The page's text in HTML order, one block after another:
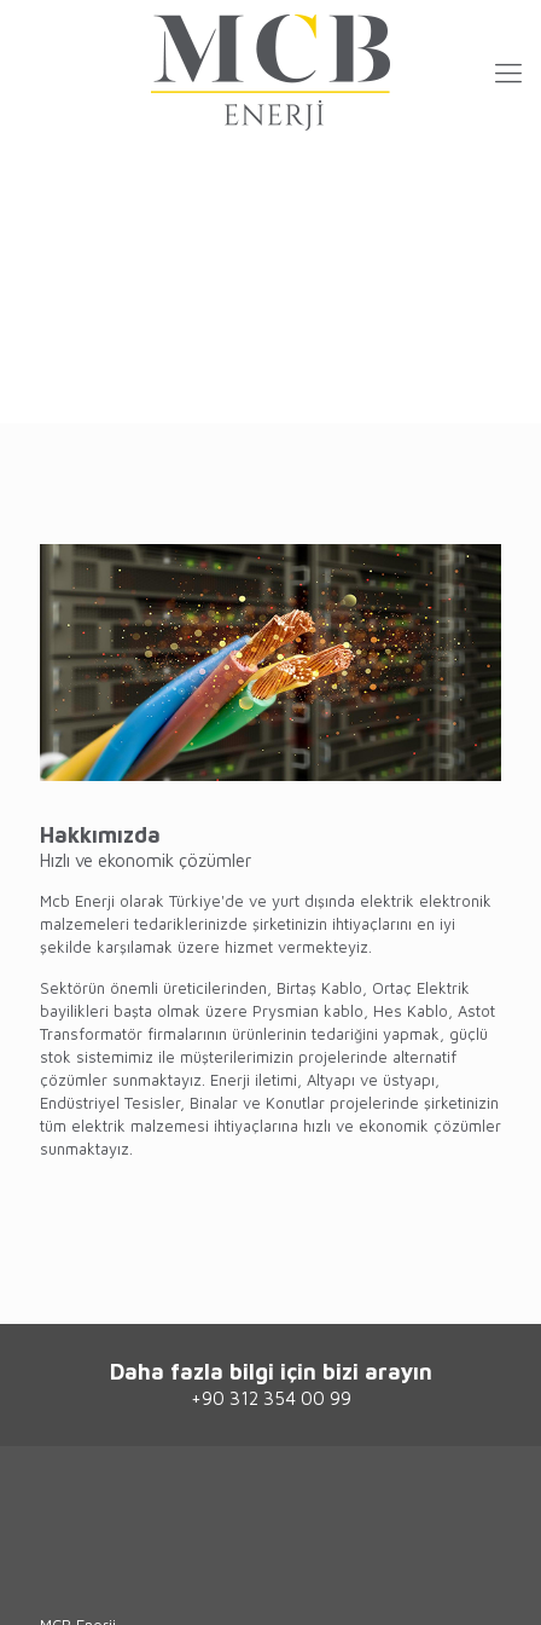
Hakkımızda
Hızlı ve ekonomik çözümler
Mcb Enerji olarak Türkiye'de ve yurt dışında elektrik elektronik
malzemeleri tedariklerinizde şirketinizin ihtiyaçlarını en iyi
şekilde karşılamak üzere hizmet vermekteyiz.
Sektörün önemli üreticilerinden, Birtaş Kablo, Ortaç Elektrik
bayilikleri başta olmak üzere Prysmian kablo, Hes Kablo, Astot
Transformatör firmalarının ürünlerinin tedariğini yapmak, güçlü
stok sistemimiz ile müşterilerimizin projelerinde alternatif
çözümler sunmaktayız. Enerji iletimi, Altyapı ve üstyapı,
Endüstriyel Tesisler, Binalar ve Konutlar projelerinde şirketinizin
tüm elektrik malzemesi ihtiyaçlarına hızlı ve ekonomik çözümler
sunmaktayız.
Daha fazla bilgi için bizi arayın
+90 312 354 00 99